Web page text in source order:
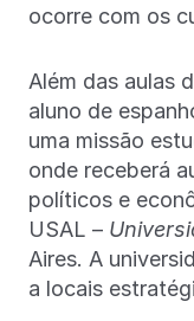
ocorre com os
Além das aulas
aluno de
uma missão
onde receberá
políticos e
USAL –
Aires. A
a locais